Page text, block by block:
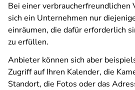
Bei einer
sich ein Unternehmen nur
einräumen, die dafür erforderlich
zu erfüllen.
Anbieter können sich aber
Zugriff auf Ihren Kalender, die
Standort, die Fotos oder das